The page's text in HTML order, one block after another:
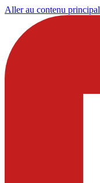
Aller au contenu principal